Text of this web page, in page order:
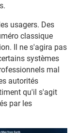
usagers. Des
classique
Il ne s'agira pas
systèmes
mal
autorités
qu'il s'agit
par les